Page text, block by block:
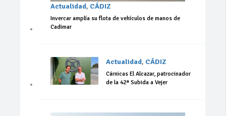
Actualidad, CÁDIZ
Invercar amplía su flota de vehículos de manos de
Cadimar
Actualidad, CÁDIZ
Cárnicas El Alcazar, patrocinador
de la 42ª Subida a Vejer